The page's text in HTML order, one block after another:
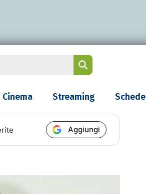
Cinema Streaming Schede
Aggiungi